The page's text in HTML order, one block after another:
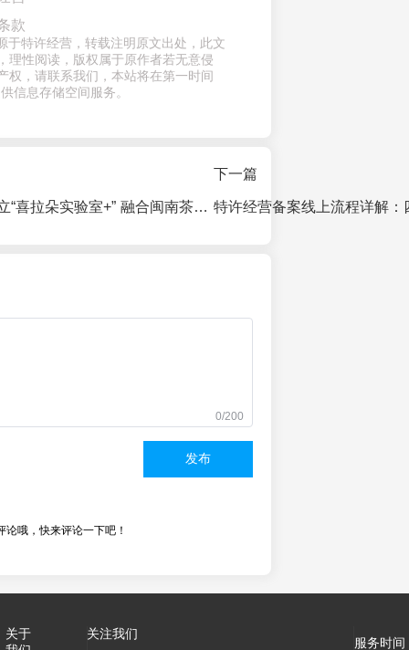
款
于特许经营，转载注明原文出处，此文
理性阅读，版权属于原作者若无意侵
权，请联系我们，本站将在第一时间
信息存储空间服务。
喜茶厦门首开独立“喜拉朵实验室+” 融合闽南茶桌仔文化打造茶饮社交新空间
下一篇
0/200
发布
论哦，快来评论一下吧！
关于
关注我们
服务时